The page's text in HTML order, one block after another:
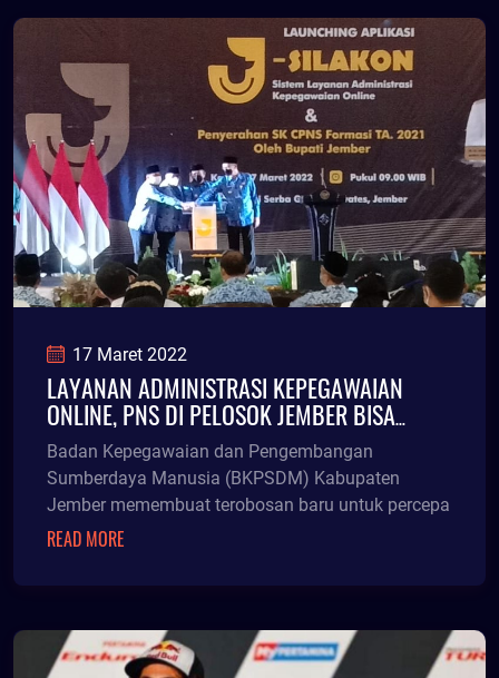
17 Maret 2022
LAYANAN ADMINISTRASI KEPEGAWAIAN
ONLINE, PNS DI PELOSOK JEMBER BISA
AKSES LEBIH MUDAH
Badan Kepegawaian dan Pengembangan
Sumberdaya Manusia (BKPSDM) Kabupaten
Jember memembuat terobosan baru untuk percepa
READ MORE